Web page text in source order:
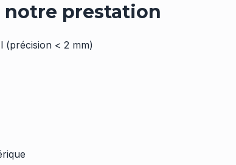
notre prestation
(précision < 2 mm)